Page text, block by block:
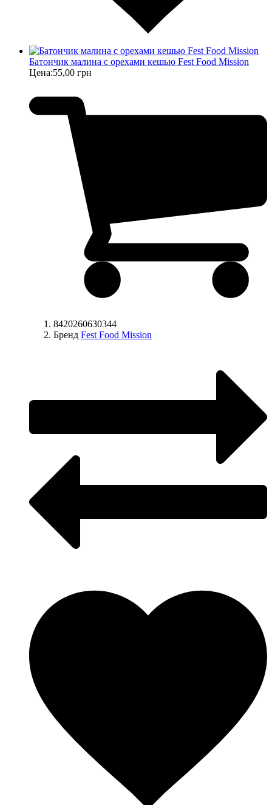
Батончик малина с орехами кешью Fest Food Mission
Цена:55,00 грн
8420260630344
Бренд Fest Food Mission